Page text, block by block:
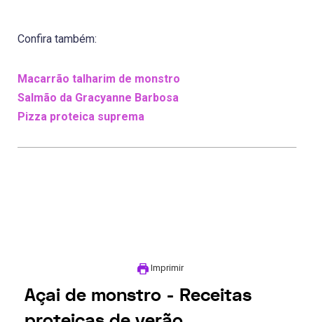
Confira também:
Macarrão talharim de monstro
Salmão da Gracyanne Barbosa
Pizza proteica suprema
Imprimir
Açai de monstro - Receitas